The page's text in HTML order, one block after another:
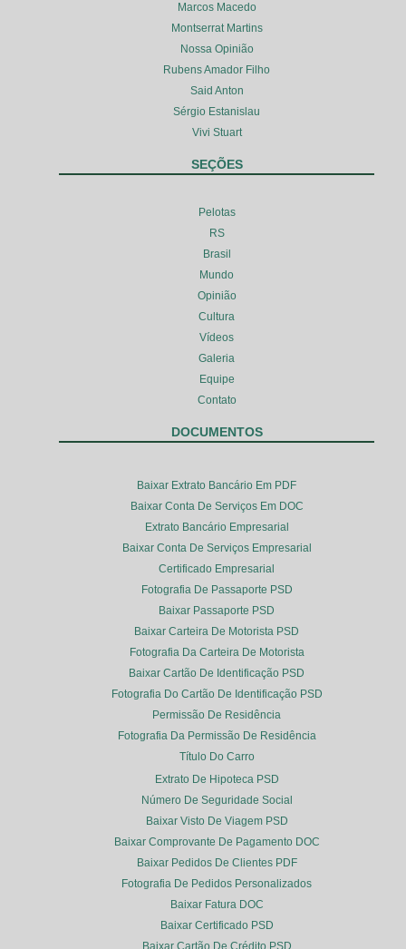
Marcos Macedo
Montserrat Martins
Nossa Opinião
Rubens Amador Filho
Said Anton
Sérgio Estanislau
Vivi Stuart
SEÇÕES
Pelotas
RS
Brasil
Mundo
Opinião
Cultura
Vídeos
Galeria
Equipe
Contato
DOCUMENTOS
Baixar Extrato Bancário Em PDF
Baixar Conta De Serviços Em DOC
Extrato Bancário Empresarial
Baixar Conta De Serviços Empresarial
Certificado Empresarial
Fotografia De Passaporte PSD
Baixar Passaporte PSD
Baixar Carteira De Motorista PSD
Fotografia Da Carteira De Motorista
Baixar Cartão De Identificação PSD
Fotografia Do Cartão De Identificação PSD
Permissão De Residência
Fotografia Da Permissão De Residência
Título Do Carro
Extrato De Hipoteca PSD
Número De Seguridade Social
Baixar Visto De Viagem PSD
Baixar Comprovante De Pagamento DOC
Baixar Pedidos De Clientes PDF
Fotografia De Pedidos Personalizados
Baixar Fatura DOC
Baixar Certificado PSD